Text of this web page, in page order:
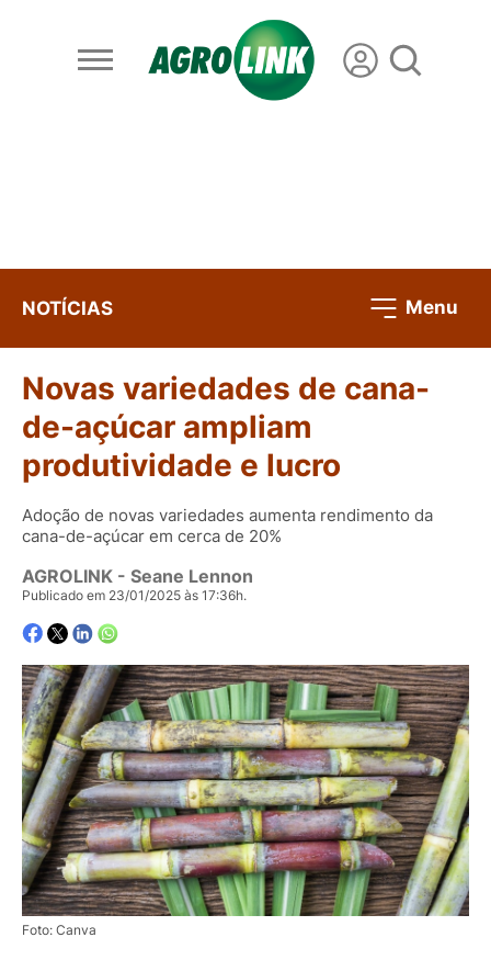
NOTÍCIAS Menu
Novas variedades de cana-
de-açúcar ampliam
produtividade e lucro
Adoção de novas variedades aumenta rendimento da
cana-de-açúcar em cerca de 20%
AGROLINK - Seane Lennon
Publicado em 23/01/2025 às 17:36h.
Foto: Canva